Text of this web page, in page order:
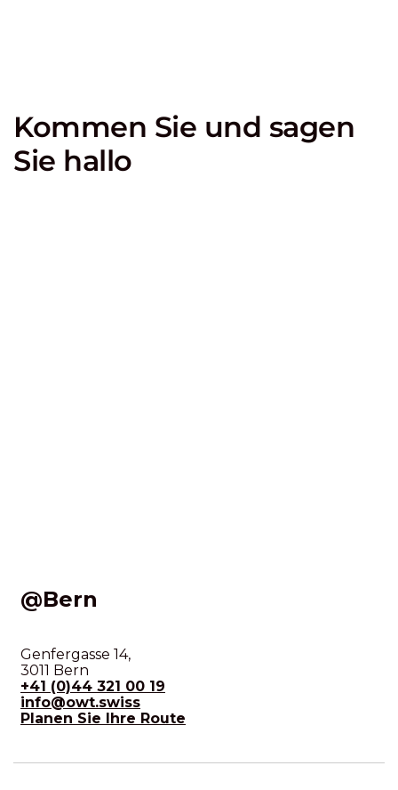
Kommen Sie und sagen
Sie hallo
@Bern
Genfergasse 14,
3011 Bern
+41 (0)44 321 00 19
info@owt.swiss
Planen Sie Ihre Route